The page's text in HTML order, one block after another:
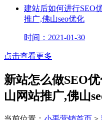
建站后如何进行SEO
推广,佛山seo优化
时间：2021-01-30
点击查看更多
新站怎么做SEO
山网站推广,佛山